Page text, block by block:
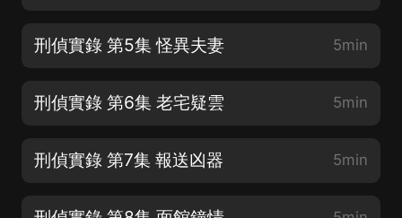
刑偵實錄 第5集 怪異夫妻 5min
刑偵實錄 第6集 老宅疑雲 5min
刑偵實錄 第7集 報送凶器 5min